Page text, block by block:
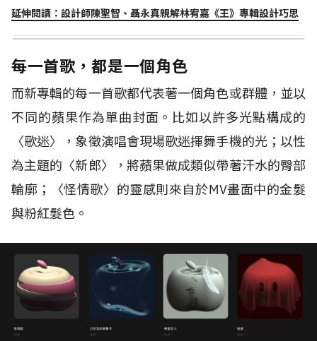
延伸閱讀：設計師陳聖智、聶永真親解林宥嘉《王》專輯設計巧思
每一首歌，都是一個角色
而新專輯的每一首歌都代表著一個角色或群體，並以
不同的蘋果作為單曲封面。比如以許多光點構成的
〈歌迷〉，象徵演唱會現場歌迷揮舞手機的光；以性
為主題的〈新郎〉，將蘋果做成類似帶著汗水的臀部
輪廓；〈怪情歌〉的靈感則來自於MV畫面中的金髮
與粉紅髮色。